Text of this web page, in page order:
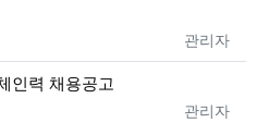
등록자
관리자
인력 채용공고
등록자
관리자